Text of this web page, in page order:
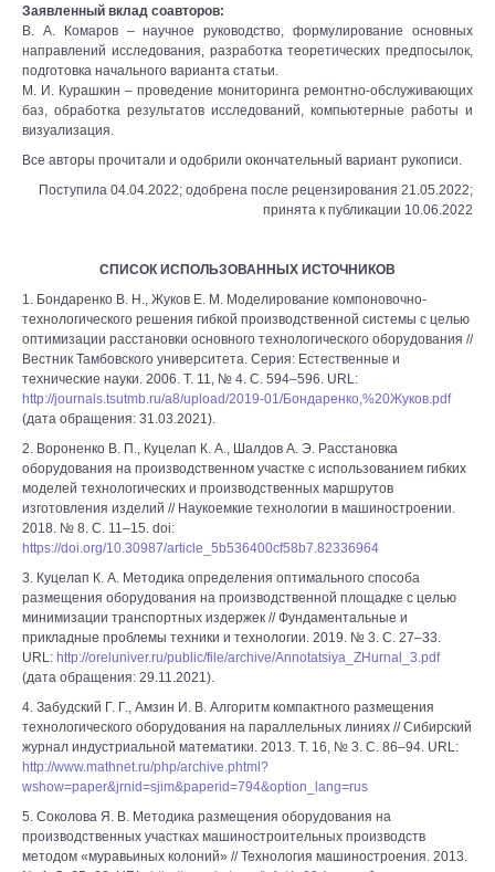
Заявленный вклад соавторов:
В. А. Комаров – научное руководство, формулирование основных
направлений исследования, разработка теоретических предпосылок,
подготовка начального варианта статьи.
М. И. Курашкин – проведение мониторинга ремонтно-обслуживающих
баз, обработка результатов исследований, компьютерные работы и
визуализация.
Все авторы прочитали и одобрили окончательный вариант рукописи.
Поступила 04.04.2022; одобрена после рецензирования 21.05.2022;
принята к публикации 10.06.2022
СПИСОК ИСПОЛЬЗОВАННЫХ ИСТОЧНИКОВ
1. Бондаренко В. Н., Жуков Е. М. Моделирование компоновочно-
технологического решения гибкой производственной системы с целью
оптимизации расстановки основного технологического оборудования //
Вестник Тамбовского университета. Серия: Естественные и
технические науки. 2006. Т. 11, № 4. С. 594–596. URL:
http://journals.tsutmb.ru/a8/upload/2019-01/Бондаренко,%20Жуков.pdf
(дата обращения: 31.03.2021).
2. Вороненко В. П., Куцелап К. А., Шалдов А. Э. Расстановка
оборудования на производственном участке с использованием гибких
моделей технологических и производственных маршрутов
изготовления изделий // Наукоемкие технологии в машиностроении.
2018. № 8. С. 11–15. doi:
https://doi.org/10.30987/article_5b536400cf58b7.82336964
3. Куцелап К. А. Методика определения оптимального способа
размещения оборудования на производственной площадке с целью
минимизации транспортных издержек // Фундаментальные и
прикладные проблемы техники и технологии. 2019. № 3. С. 27–33.
URL: http://oreluniver.ru/public/file/archive/Annotatsiya_ZHurnal_3.pdf
(дата обращения: 29.11.2021).
4. Забудский Г. Г., Амзин И. В. Алгоритм компактного размещения
технологического оборудования на параллельных линиях // Сибирский
журнал индустриальной математики. 2013. Т. 16, № 3. С. 86–94. URL:
http://www.mathnet.ru/php/archive.phtml?
wshow=paper&jrnid=sjim&paperid=794&option_lang=rus
5. Соколова Я. В. Методика размещения оборудования на
производственных участках машиностроительных производств
методом «муравьиных колоний» // Технология машиностроения. 2013.